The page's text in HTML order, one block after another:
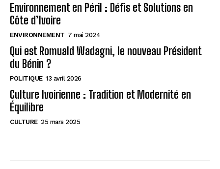
Environnement en Péril : Défis et Solutions en
Côte d’Ivoire
ENVIRONNEMENT 7 mai 2024
Qui est Romuald Wadagni, le nouveau Président
du Bénin ?
POLITIQUE 13 avril 2026
Culture Ivoirienne : Tradition et Modernité en
Équilibre
CULTURE 25 mars 2025